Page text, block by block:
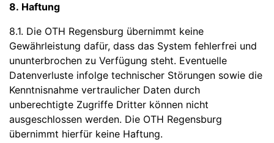
8. Haftung
8.1. Die OTH Regensburg übernimmt keine
Gewährleistung dafür, dass das System fehlerfrei und
ununterbrochen zu Verfügung steht. Eventuelle
Datenverluste infolge technischer Störungen sowie die
Kenntnisnahme vertraulicher Daten durch
unberechtigte Zugriffe Dritter können nicht
ausgeschlossen werden. Die OTH Regensburg
übernimmt hierfür keine Haftung.